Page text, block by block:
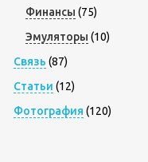
Финансы (75)
Эмуляторы (10)
Связь (87)
Статьи (12)
Фотография (120)